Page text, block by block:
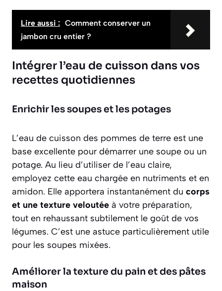
Lire aussi : Comment conserver un
jambon cru entier ?
Intégrer l’eau de cuisson dans vos
recettes quotidiennes
Enrichir les soupes et les potages
L’eau de cuisson des pommes de terre est une
base excellente pour démarrer une soupe ou un
potage. Au lieu d’utiliser de l’eau claire,
employez cette eau chargée en nutriments et en
amidon. Elle apportera instantanément du corps
et une texture veloutée à votre préparation,
tout en rehaussant subtilement le goût de vos
légumes. C’est une astuce particulièrement utile
pour les soupes mixées.
Améliorer la texture du pain et des pâtes
maison